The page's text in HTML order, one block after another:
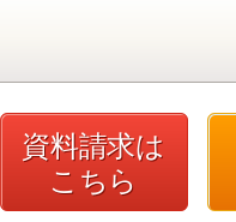
資料請求は
こちら